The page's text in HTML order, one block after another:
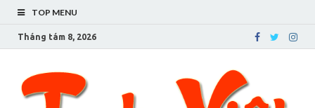
TOP MENU
Tháng tám 8, 2026